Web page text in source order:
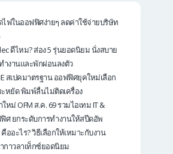
ไฟในออฟฟิศง่ายๆ ลดค่าใช้จ่ายบริษัท
ดีไหม? ส่อง 5 รุ่นยอดนิยม นั่งสบาย
ำงานและพักผ่อนลงตัว
สเปคมาตรฐาน ออฟฟิศยุคใหม่เลือก
หยัด พิมพ์ลื่นไม่ติดเครื่อง
หม่ OFM ส.ค. 69 รวมไอเทม IT &
ศ ยกระดับการทำงานให้สปีดอัพ
ออะไร? วิธีเลือกให้เหมาะกับงาน
าวลาเท็กซ์ยอดนิยม